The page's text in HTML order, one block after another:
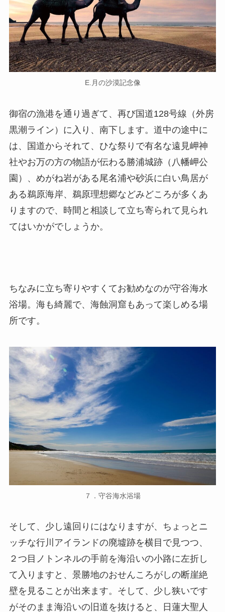
E.月の沙漠記念像
御宿の漁港を通り過ぎて、再び国道128号線（外房
黒潮ライン）に入り、南下します。道中の途中に
は、国道からそれて、ひな祭りで有名な遠見岬神
社やお万の方の物語が伝わる勝浦城跡（八幡岬公
園）、めがね岩がある尾名浦や砂浜に白い鳥居が
ある鵜原海岸、鵜原理想郷などみどころが多くあ
りますので、時間と相談して立ち寄られて見られ
てはいかがでしょうか。
ちなみに立ち寄りやすくてお勧めなのが守谷海水
浴場。海も綺麗で、海蝕洞窟もあって楽しめる場
所です。
７．守谷海水浴場
そして、少し遠回りにはなりますが、ちょっとニ
ッチな行川アイランドの廃墟跡を横目で見つつ、
２つ目ノトンネルの手前を海沿いの小路に左折し
て入りますと、景勝地のおせんころがしの断崖絶
壁を見ることが出来ます。そして、少し狭いです
がそのまま海沿いの旧道を抜けると、日蓮大聖人